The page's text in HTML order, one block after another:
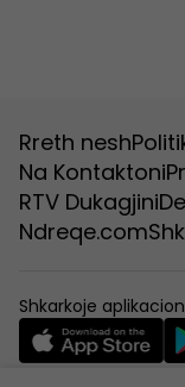
Rreth nesh
Na Kontaktoni
RTV Dukagjini
Ndreqe.com
Shkarkoje